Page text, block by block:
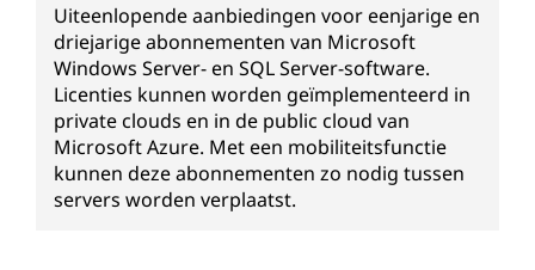
Uiteenlopende aanbiedingen voor eenjarige en
driejarige abonnementen van Microsoft
Windows Server- en SQL Server-software.
Licenties kunnen worden geïmplementeerd in
private clouds en in de public cloud van
Microsoft Azure. Met een mobiliteitsfunctie
kunnen deze abonnementen zo nodig tussen
servers worden verplaatst.